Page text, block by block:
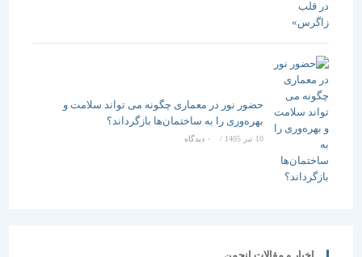
حضور نور در معماری چگونه می تواند سلامت و
بهره‌وری را به ساختمان‌ها بازگرداند؟
/ ۰ دیدگاه